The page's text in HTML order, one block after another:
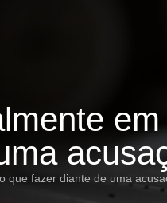
que fazer diante de uma